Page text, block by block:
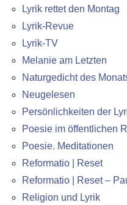
Lyrik rettet den Montag
Lyrik-Revue
Lyrik-TV
Melanie am Letzten
Naturgedicht des
Neugelesen
Persönlichkeiten der
Poesie im öffentlichen
Poesie. Meditationen
Reformatio | Reset
Reformatio | Reset –
Religion und Lyrik